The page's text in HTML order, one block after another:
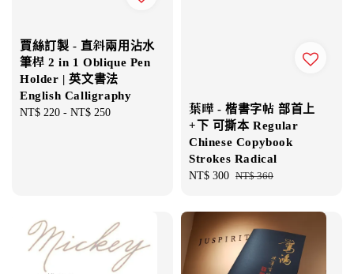
賈絲訂製 - 直斜兩用沾水
筆桿 2 in 1 Oblique Pen
Holder | 英文書法
English Calligraphy
Regular
NT$ 220 - NT$ 250
葉曄 - 楷書字帖 部首上
+下 可撕本 Regular
Chinese Copybook
Strokes Radical
Sale
NT$ 300 Regular
NT$ 360